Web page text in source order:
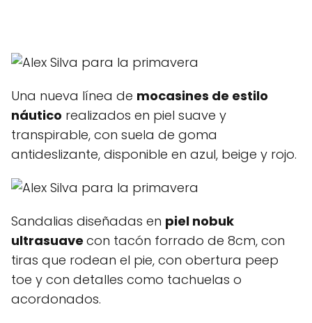
Una nueva línea de mocasines de estilo
náutico realizados en piel suave y
transpirable, con suela de goma
antideslizante, disponible en azul, beige y rojo.
Sandalias diseñadas en piel nobuk
ultrasuave con tacón forrado de 8cm, con
tiras que rodean el pie, con obertura peep
toe y con detalles como tachuelas o
acordonados.